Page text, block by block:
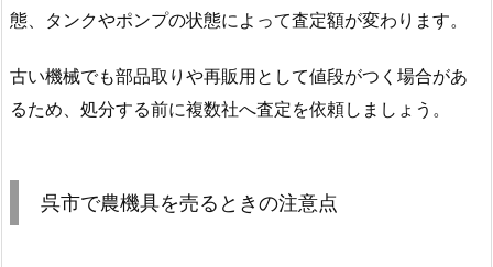
態、タンクやポンプの状態によって査定額が変わります。
古い機械でも部品取りや再販用として値段がつく場合があ
るため、処分する前に複数社へ査定を依頼しましょう。
呉市で農機具を売るときの注意点